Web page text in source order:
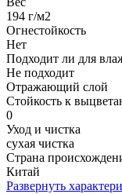
194 г/м2
Огнестойкость
Нет
Подходит ли для
Не подходит
Отражающий слой
Стойкость к
0
Уход и чистка
сухая чистка
Страна
Китай
Развернуть